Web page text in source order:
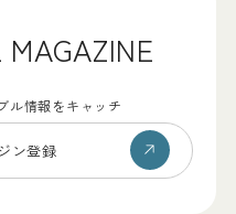
MAGAZINE
ル情報をキャッチ
ン登録